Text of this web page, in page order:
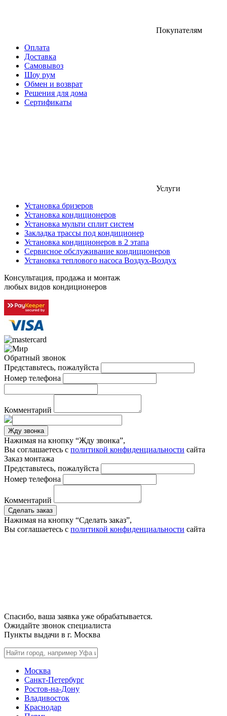
Покупателям
Оплата
Доставка
Самовывоз
Шоу рум
Обмен и возврат
Решения для дома
Сертификаты
Услуги
Установка бризеров
Установка кондиционеров
Установка мульти сплит систем
Закладка трассы под кондиционер
Установка кондиционеров в 2 этапа
Сервисное обслуживание кондиционеров
Установка теплового насоса Воздух-Воздух
Консультация, продажа и монтаж
любых видов кондиционеров
Обратный звонок
Представьтесь, пожалуйста
Номер телефона
Комментарий
Жду звонка
Нажимая на кнопку “Жду звонка”,
Вы соглашаетесь с политикой конфиденциальности сайта
Заказ монтажа
Представьтесь, пожалуйста
Номер телефона
Комментарий
Сделать заказ
Нажимая на кнопку “Сделать заказ”,
Вы соглашаетесь с политикой конфиденциальности сайта
Спасибо, ваша заявка уже обрабатывается.
Ожидайте звонок специалиста
Пункты выдачи в г. Москва
Москва
Санкт-Петербург
Ростов-на-Дону
Владивосток
Краснодар